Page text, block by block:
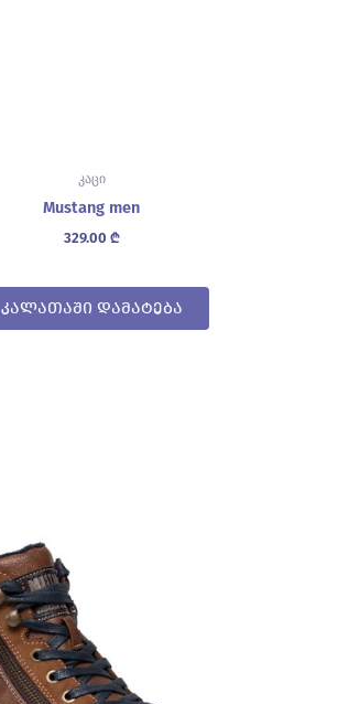
კაცი
Mustang men
329.00 ₾
კალათაში დამატება